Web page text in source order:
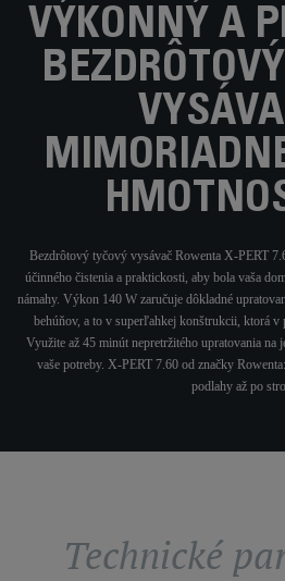
VÝKONNÝ A
Bezdrôtový tyčový vysávač Rowenta X-PERT
účinného čistenia a praktickosti, aby bola vaša
námahy. Výkon 140 W zaručuje dôkladné
behúňov, a to v superľahkej konštrukcii, ktorá v
Využite až 45 minút nepretržitého upratovania
vaše potreby. X-PERT 7.60 od značky
podlahy až po
Technické